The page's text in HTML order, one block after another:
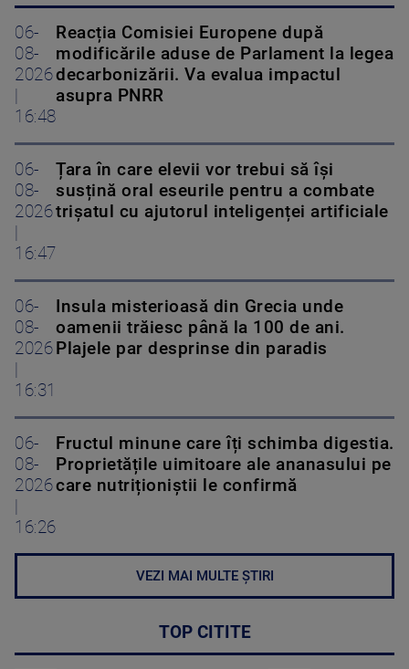
06-
08-
2026
16:48
Reacția Comisiei Europene după
modificările aduse de Parlament la legea
decarbonizării. Va evalua impactul
asupra PNRR
06-
08-
2026
16:47
Țara în care elevii vor trebui să își
susțină oral eseurile pentru a combate
trișatul cu ajutorul inteligenței artificiale
06-
08-
2026
16:31
Insula misterioasă din Grecia unde
oamenii trăiesc până la 100 de ani.
Plajele par desprinse din paradis
06-
08-
2026
16:26
Fructul minune care îți schimba digestia.
Proprietățile uimitoare ale ananasului pe
care nutriționiștii le confirmă
VEZI MAI MULTE ȘTIRI
TOP CITITE